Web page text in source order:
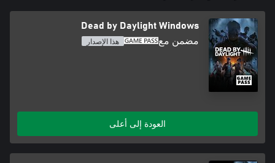
Dead by Daylight Windows
مضمن مع هذا الإصدار
العودة إلى أعلى